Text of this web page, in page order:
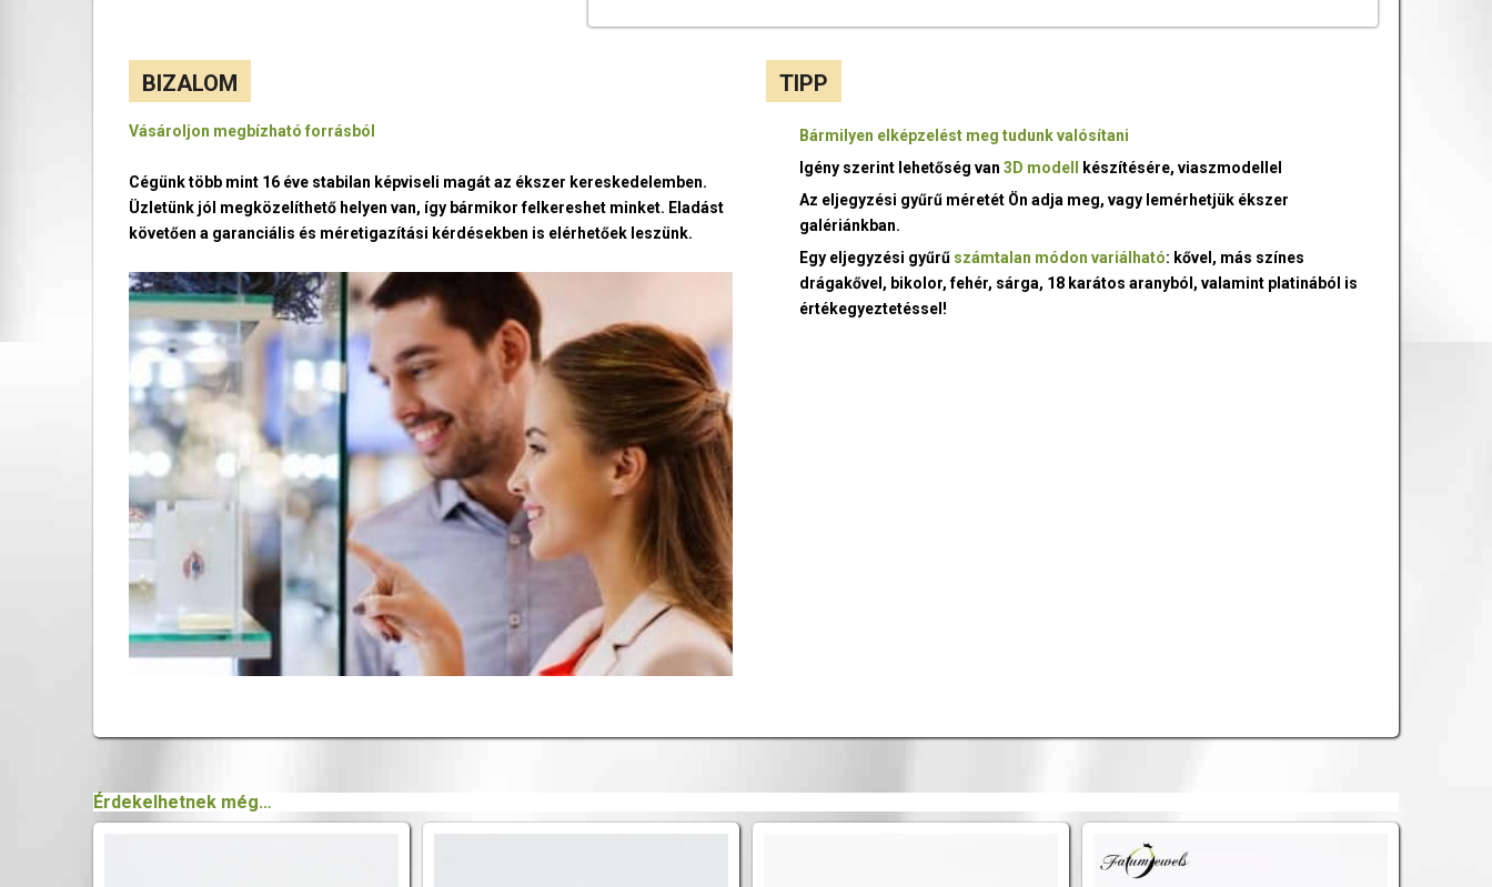
BIZALOM
Vásároljon megbízható forrásból
Cégünk több mint 16 éve stabilan képviseli magát az ékszer kereskedelemben.
Üzletünk jól megközelíthető helyen van, így bármikor felkereshet minket. Eladást
követően a garanciális és méretigazítási kérdésekben is elérhetőek leszünk.
TIPP
Bármilyen elképzelést meg tudunk valósítani
Igény szerint lehetőség van3D modell
készítésére, viaszmodellel
Az eljegyzési gyűrű méretét Ön adja meg, vagy lemérhetjük ékszer
galériánkban.
Egy eljegyzési gyűrű számtalan módon variálható: kővel, más színes
drágakővel, bikolor, fehér, sárga, 18 karátos aranyból, valamint platinából is
értékegyeztetéssel!
Érdekelhetnek még…